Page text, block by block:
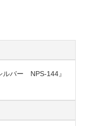
ルバー NPS-144』